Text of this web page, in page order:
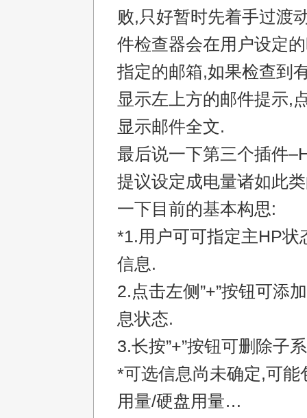
败,只好暂时先着手过渡
件检查器会在用户设定
指定的邮箱,如果检查到
显示左上方的邮件提示,
显示邮件全文.
最后说一下第三个插件
提议设定成电量诸如此
一下目前的基本构思:
*1.用户可可指定主HP状
信息.
2.点击左侧”+”按钮可添
息状态.
3.长按”+”按钮可删除子
*可选信息尚未确定,可能
用量/硬盘用量…